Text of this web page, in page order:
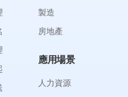
製造
房地產
應用場景
人力資源